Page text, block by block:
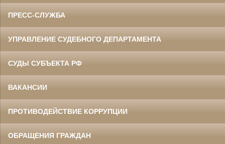
ПРЕСС-СЛУЖБА
УПРАВЛЕНИЕ СУДЕБНОГО ДЕПАРТАМЕНТА
СУДЫ СУБЪЕКТА РФ
ВАКАНСИИ
ПРОТИВОДЕЙСТВИЕ КОРРУПЦИИ
ОБРАЩЕНИЯ ГРАЖДАН